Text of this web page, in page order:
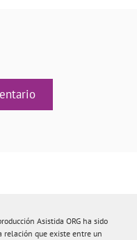
Asistida ORG ha sido
relación que existe entre un